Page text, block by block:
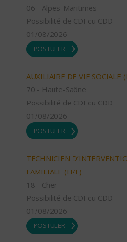
06 - Alpes-Maritimes
Possibilité de CDI ou CDD
01/08/2026
POSTULER
AUXILIAIRE DE VIE SOCIALE
70 - Haute-Saône
Possibilité de CDI ou CDD
01/08/2026
POSTULER
TECHNICIEN
FAMILIALE (H/F)
18 - Cher
Possibilité de CDI ou CDD
01/08/2026
POSTULER